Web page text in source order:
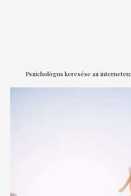
Pszichológus keresése az